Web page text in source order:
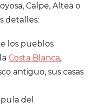
Calpe, Altea o
detalles:
los pueblos
laCosta Blanca,
antiguo, sus casas
del